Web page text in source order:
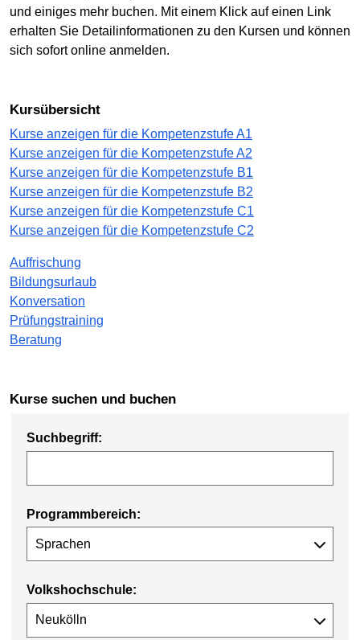
und einiges mehr buchen. Mit einem Klick auf einen Link
erhalten Sie Detailinformationen zu den Kursen und können
sich sofort online anmelden.
Kursübersicht
Kurse anzeigen für die Kompetenzstufe A1
Kurse anzeigen für die Kompetenzstufe A2
Kurse anzeigen für die Kompetenzstufe B1
Kurse anzeigen für die Kompetenzstufe B2
Kurse anzeigen für die Kompetenzstufe C1
Kurse anzeigen für die Kompetenzstufe C2
Auffrischung
Bildungsurlaub
Konversation
Prüfungstraining
Beratung
Kurse suchen und buchen
Suchbegriff:
Programmbereich:
Volkshochschule: